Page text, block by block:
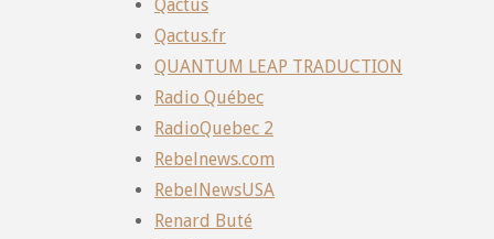
Qactus
Qactus.fr
QUANTUM LEAP TRADUCTION
Radio Québec
RadioQuebec 2
Rebelnews.com
RebelNewsUSA
Renard Buté